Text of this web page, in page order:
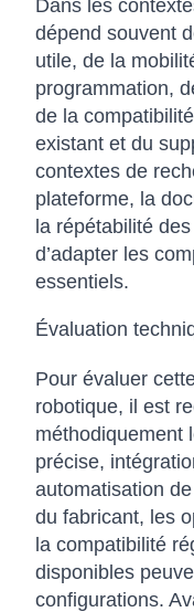
Dans les
dépend souvent
utile, de la
programmation,
de la
existant et du
contextes de
plateforme, la
la répétabilité
d’adapter les
essentiels.
Évaluation
Pour évaluer
robotique, il est
méthodiquement
précise,
automatisation
du fabricant, les
la compatibilité
disponibles
configurations.